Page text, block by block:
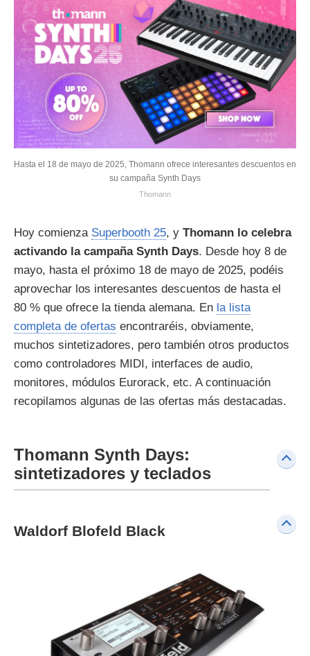
Hasta el 18 de mayo de 2025, Thomann ofrece interesantes descuentos en
su campaña Synth Days
Thomann
Hoy comienza Superbooth 25, y Thomann lo celebra
activando la campaña Synth Days. Desde hoy 8 de
mayo, hasta el próximo 18 de mayo de 2025, podéis
aprovechar los interesantes descuentos de hasta el
80 % que ofrece la tienda alemana. En la lista
completa de ofertas encontraréis, obviamente,
muchos sintetizadores, pero también otros productos
como controladores MIDI, interfaces de audio,
monitores, módulos Eurorack, etc. A continuación
recopilamos algunas de las ofertas más destacadas.
Thomann Synth Days:
sintetizadores y teclados
Waldorf Blofeld Black